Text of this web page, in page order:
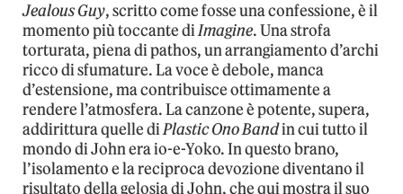
Jealous Guy, scritto come fosse una confessione, è il
momento più toccante diImagine. Una strofa
torturata, piena di pathos, un arrangiamento d’archi
ricco di sfumature. La voce è debole, manca
d’estensione, ma contribuisce ottimamente a
rendere l’atmosfera. La canzone è potente, supera,
addirittura quelle diPlastic Ono Bandin cui tutto il
mondo di John era io-e-Yoko. In questo brano,
l’isolamento e la reciproca devozione diventano il
risultato della gelosia di John, che qui mostra il suo